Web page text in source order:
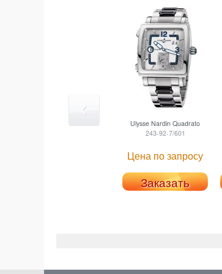
Ulysse Nardin Quadrato
243-92-7/601
Цена по запросу
Заказать